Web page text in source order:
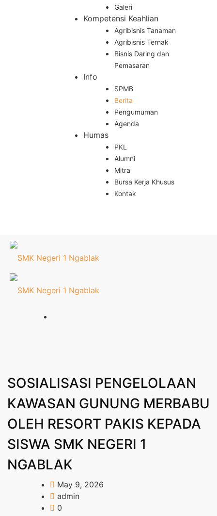
Galeri
Kompetensi Keahlian
Agribisnis Tanaman
Agribisnis Ternak
Bisnis Daring dan
Pemasaran
Info
SPMB
Berita
Pengumuman
Agenda
Humas
PKL
Alumni
Mitra
Bursa Kerja Khusus
Kontak
SOSIALISASI PENGELOLAAN
KAWASAN GUNUNG MERBABU
OLEH RESORT PAKIS KEPADA
SISWA SMK NEGERI 1
NGABLAK
May 9, 2026
admin
0